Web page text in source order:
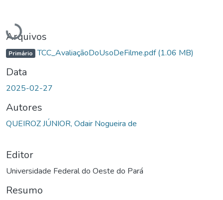
Carregando...
Arquivos
Primário TCC_AvaliaçãoDoUsoDeFilme.pdf(1.06 MB)
Data
2025-02-27
Autores
QUEIROZ JÚNIOR, Odair Nogueira de
Editor
Universidade Federal do Oeste do Pará
Resumo